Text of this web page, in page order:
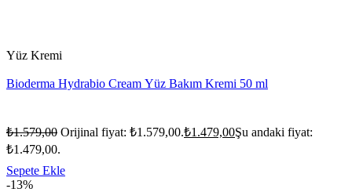
Yüz Kremi
Bioderma Hydrabio Cream Yüz Bakım Kremi 50 ml
₺1.579,00 Orijinal fiyat: ₺1.579,00.₺1.479,00Şu andaki fiyat:
₺1.479,00.
Sepete Ekle
-13%